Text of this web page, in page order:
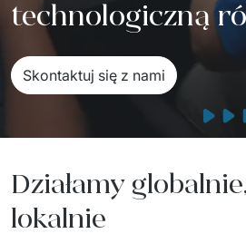
Integracja systemów IT
Sztuczna Inteligencja
↳ AI Solutions
Migracja Systemów IT
Telekomunikacja
Transport i Turystyka
Sprzęt drukujący - sklep
Podcast
Kraje
technologiczną
Skontaktuj się z nami
Działamy
lokalnie